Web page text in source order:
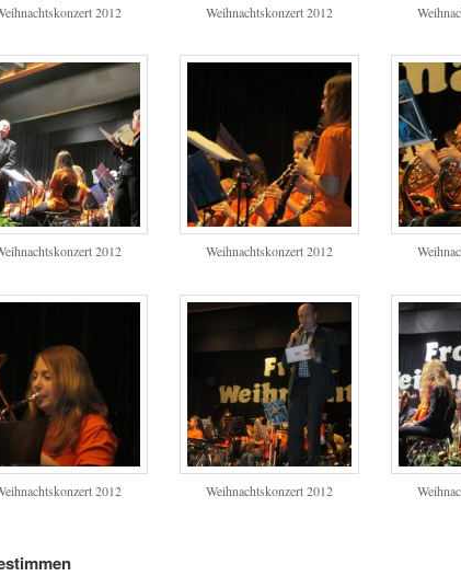
2012 Weihnachtskonzert 2012
2012 Weihnachtskonzert 2012
2012 Weihnachtskonzert 2012